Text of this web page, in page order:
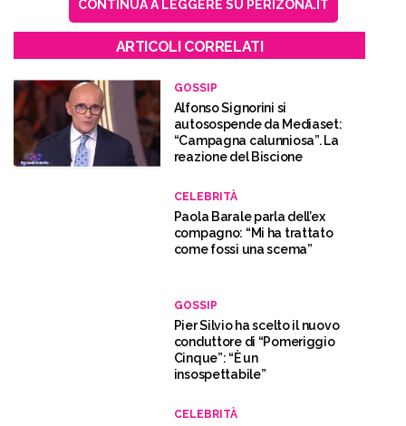
CONTINUA A LEGGERE SU PERIZONA.IT
ARTICOLI CORRELATI
GOSSIP
Alfonso Signorini si
autosospende da Mediaset:
“Campagna calunniosa”. La
reazione del Biscione
CELEBRITÀ
Paola Barale parla dell’ex
compagno: “Mi ha trattato
come fossi una scema”
GOSSIP
Pier Silvio ha scelto il nuovo
conduttore di “Pomeriggio
Cinque”: “È un
insospettabile”
CELEBRITÀ